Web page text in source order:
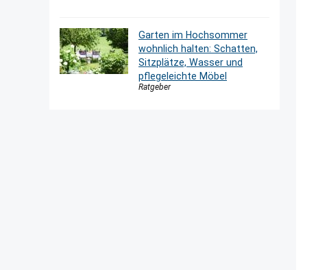
Garten im Hochsommer
wohnlich halten: Schatten,
Sitzplätze, Wasser und
pflegeleichte Möbel
Ratgeber